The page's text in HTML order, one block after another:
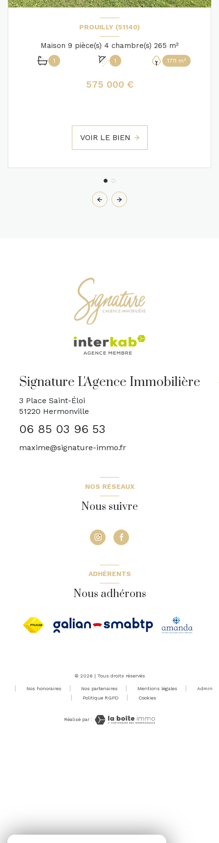
PROUILLY (51140)
Maison 9 pièce(s) 4 chambre(s) 265 m²
1 1 1711 m²
575 000 €
VOIR LE BIEN
Signature L'Agence Immobilière
3 Place Saint-Éloi
51220 Hermonville
06 85 03 96 53
maxime@signature-immo.fr
NOS RÉSEAUX
Nous suivre
ADHÉRENTS
Nous adhérons
© 2026 | Tous droits réservés
Nos honoraires Nos partenaires Mentions légales
Admin
Politique RGPD
Cookies
Réalisé par :